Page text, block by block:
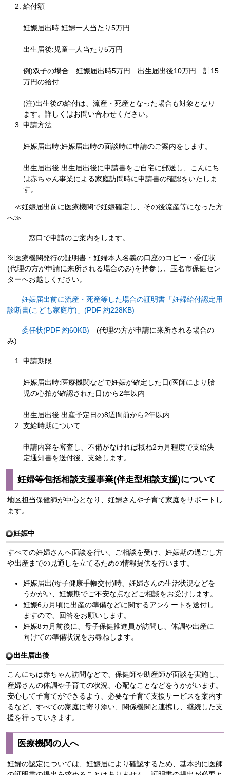
給付額
妊娠届出時:妊婦一人当たり5万円
出生届後:児童一人当たり5万円
例)双子の場合 妊娠届出時5万円 出生届出後10万円 計15
万円の給付
(注)出生後の給付は、流産・死産となった場合も対象となり
ます。詳しくはお問い合わせください。
申請方法
妊娠届出時:妊娠届出時の面談時に申請のご案内をします。
出生届出後:出生届出後に申請書をご自宅に郵送し、こんにち
は赤ちゃん事業による家庭訪問時に申請書の確認をいたしま
す。
≪妊娠届出前に医療機関で妊娠確定し、その後流産等になった方
へ≫
窓口で申請のご案内をします。
※医療機関発行の証明書・妊婦本人名義の口座のコピー・委任状
(代理の方が申請に来所される場合のみ)を持参し、玉名市保健セン
ターへお越しください。
妊娠届出前に流産・死産等した場合の証明書「妊婦給付認定用
診断書(こども家庭庁)」(PDF 約228KB)
委任状(PDF 約60KB) (代理の方が申請に来所される場合の
み)
申請期限
妊娠届出時:医療機関などで妊娠が確定した日(医師により胎
児の心拍が確認された日)から2年以内
出生届出後:出産予定日の8週間前から2年以内
支給時期について
申請内容を審査し、不備がなければ概ね2カ月程度で支給決
定通知書を送付後、支給します。
妊婦等包括相談支援事業(伴走型相談支援)について
地区担当保健師が中心となり、妊婦さんや子育て家庭をサポートし
ます。
妊娠中
すべての妊婦さんへ面談を行い、ご相談を受け、妊娠期の過ごし方
や出産までの見通しを立てるための情報提供を行います。
妊娠届出(母子健康手帳交付)時、妊婦さんの生活状況などを
うかがい、妊娠期でご不安な点などご相談をお受けします。
妊娠6カ月頃に出産の準備などに関するアンケートを送付し
ますので、回答をお願いします。
妊娠8カ月前後に、母子保健推進員が訪問し、体調や出産に
向けての準備状況をお尋ねします。
出生届出後
こんにちは赤ちゃん訪問などで、保健師や助産師が面談を実施し、
産婦さんの体調や子育ての状況、心配なことなどをうかがいます。
安心して子育てができるよう、必要な子育て支援サービスを案内す
るなど、すべての家庭に寄り添い、関係機関と連携し、継続した支
援を行っていきます。
医療機関の人へ
妊婦の認定については、妊娠届により確認するため、基本的に医師